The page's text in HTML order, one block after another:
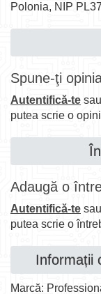
Polonia, NIP
Spune-ţi
Autentifică-te
putea scrie o
Adaugă o
Autentifică-te
putea scrie o
Informații
Marcă: